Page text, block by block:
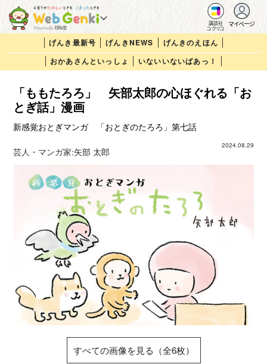
講談社
コクリコ
マイページ
げんき最新号 げんきNEWS
げんきのえほん
おかあさんといっしょ
いないいないばあっ！
「ももたろろ」 矢部太郎の心ほぐれる「お
とぎ話」漫画
新感覚おとぎマンガ 「おとぎのたろろ」第七話
2024.08.29
芸人・マンガ家:矢部 太郎
すべての画像を見る（全6枚）